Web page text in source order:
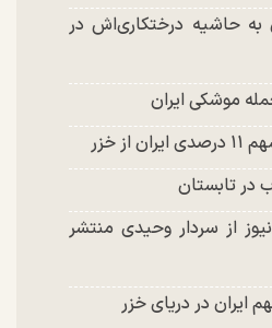
به حاشیه درختکاری‌اش در
موشکی ایران
خزر
در تابستان
از سردار وحیدی منتشر
ایران در دریای خزر